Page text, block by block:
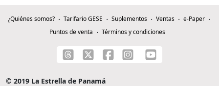
¿Quiénes somos? Tarifario GESE Suplementos Ventas
e-Paper
Puntos de venta
Términos y condiciones
© 2019 La Estrella de Panamá